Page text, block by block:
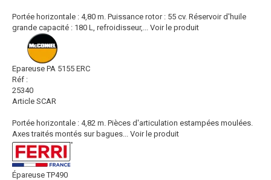
Portée horizontale : 4,80 m. Puissance rotor : 55 cv. Réservoir d'huile
grande capacité : 180 L, refroidisseur,... Voir le produit
Epareuse PA 5155 ERC
Réf :
25340
Article SCAR
Portée horizontale : 4,82 m. Pièces d'articulation estampées moulées.
Axes traités montés sur bagues... Voir le produit
Épareuse TP490